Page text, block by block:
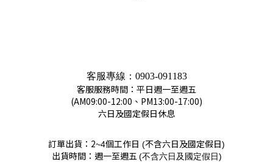
客服專線： 0903-091183
客服服務時間：平日週一至週五
(AM09:00-12:00、PM13:00-17:00)
六日及國定假日休息
訂單出貨：2~4個工作日 (不含六日及國定假日)
出貨時間：週一至週五(不含六日及國定假日 )